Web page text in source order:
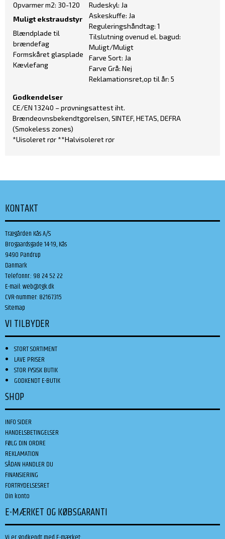
Opvarmer m2: 30-120
Muligt ekstraudstyr
Blændplade til
brændefag
Formskåret glasplade
Kævlefang
Rudeskyl: Ja
Askeskuffe: Ja
Reguleringshåndtag: 1
Tilslutning ovenud el. bagud:
Muligt/Muligt
Farve Sort: Ja
Farve Grå: Nej
Reklamationsret,op til år: 5
Godkendelser
CE/EN 13240 – prøvningsattest iht.
Brændeovnsbekendtgørelsen, SINTEF, HETAS, DEFRA
(Smokeless zones)
*Uisoleret rør **Halvisoleret rør
KONTAKT
Trægården Kås A/S
Brogaardsgade 14-19, Kås
9490 Pandrup
Danmark
Telefonnr.: 98 24 52 22
E-mail:web@tgk.dk
CVR-nummer: 82167315
Sitemap
VI TILBYDER
STORT SORTIMENT
LAVE PRISER
STOR FYSISK BUTIK
GODKENDT E-BUTIK
SHOP
INFO SIDER
HANDELSBETINGELSER
FØLG DIN ORDRE
REKLAMATION
SÅDAN HANDLER DU
FINANSIERING
FORTRYDELSESRET
Din konto
E-MÆRKET OG KØBSGARANTI